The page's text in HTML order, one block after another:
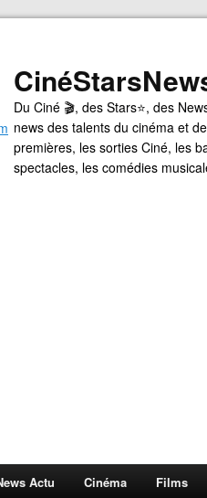
Du Ciné 🎬, des Stars⭐, des
news des talents du cinéma et
premières, les sorties Ciné, les
spectacles, les comédies
Actu Cinéma Films